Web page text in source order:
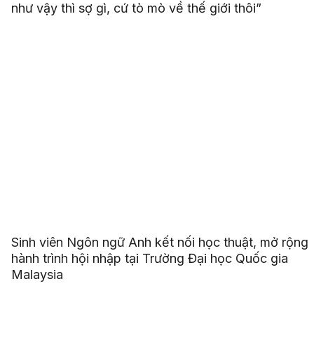
như vậy thì sợ gì, cứ tò mò về thế giới thôi”
Sinh viên Ngôn ngữ Anh kết nối học thuật, mở rộng
hành trình hội nhập tại Trường Đại học Quốc gia
Malaysia